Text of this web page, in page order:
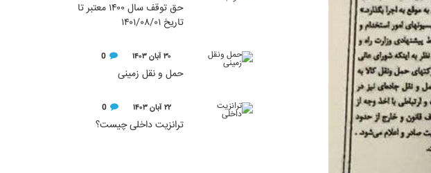
حق توقف سال ۱۴۰۰ معتبر تا
تاریخ ۱۴۰۱/۰۸/۰۱
۳۰ آبان ۱۴۰۳ 0
حمل و نقل زمینی
۲۲ آبان ۱۴۰۳ 0
ترانزیت داخلی چیست؟